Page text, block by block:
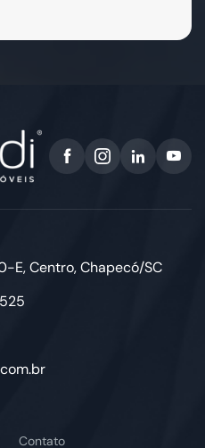
E, Centro, Chapecó/SC
Contato